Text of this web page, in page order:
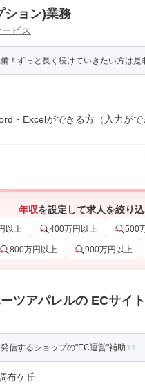
ション)業務
ビス
備！ずっと長く続けていきたい方は
・Excelができる方（入力がで
年収を設定して求人を絞り
以上 400万円以上 500
800万円以上 900万円以上
ツアパレルの ECサイ
信するショップの"EC運営"補助
布ケ丘